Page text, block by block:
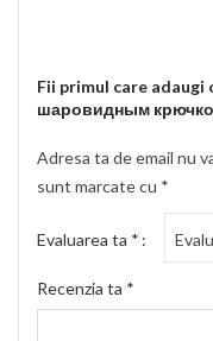
Fii primul care adaugi
шаровидным
Adresa ta de email nu
sunt marcate cu *
Evaluarea ta *
Recenzia ta *